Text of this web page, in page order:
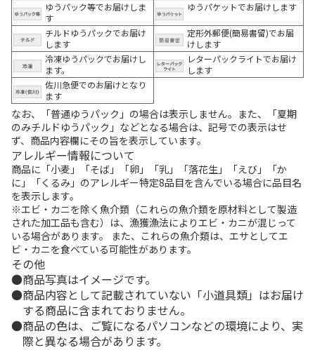
ゆうパック等でお届けしま
す
ゆうパケットでお届けします
チルドゆうパックでお届け
します
定形外郵便(簡易書留)でお届
けします
冷凍ゆうパックでお届けし
ます。
レターパックライトでお届け
します
佐川急便でのお届けとなり
ます
なお、「普通ゆうパック」の場合は表示しません。また、「夏期
のみチルドゆうパック」などとなる場合は、記号での表示はせ
ず、商品内容欄にその旨を表示しています。
アレルギー情報について
商品に「小麦」「そば」「卵」「乳」「落花生」「えび」「か
に」「くるみ」のアレルギー特定8品目を含んでいる場合に品目名
を表示します。
※エビ・カニを除く魚介類（これらの魚介類を原材料として製造
された加工品も含む）は、漁獲漁法によりエビ・カニが混じって
いる場合があります。 また、これらの魚介類は、エサとしてエ
ビ・カニを食べている可能性があります。
その他
商品写真はイメージです。
商品内容として記載されていない「小道具類」はお届け
する商品に含まれておりません。
商品の色は、ご覧になるパソコンなどの環境により、実
際と異なる場合があります。